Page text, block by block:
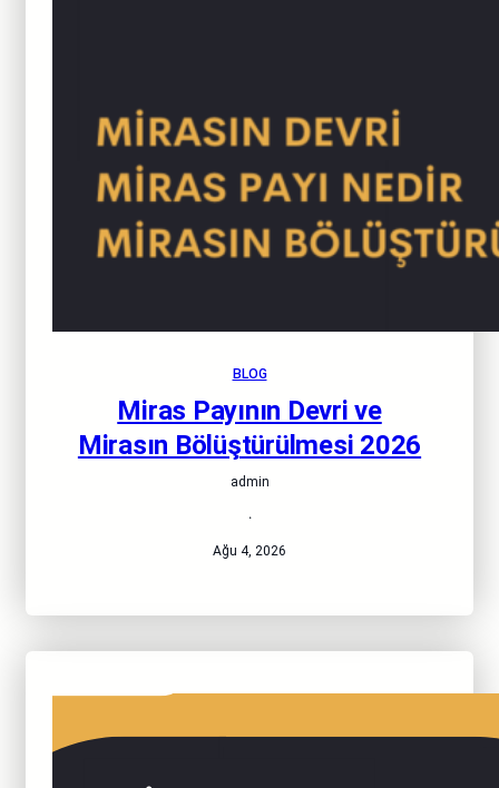
BLOG
Miras Payının Devri ve
Mirasın Bölüştürülmesi 2026
admin
·
Ağu 4, 2026